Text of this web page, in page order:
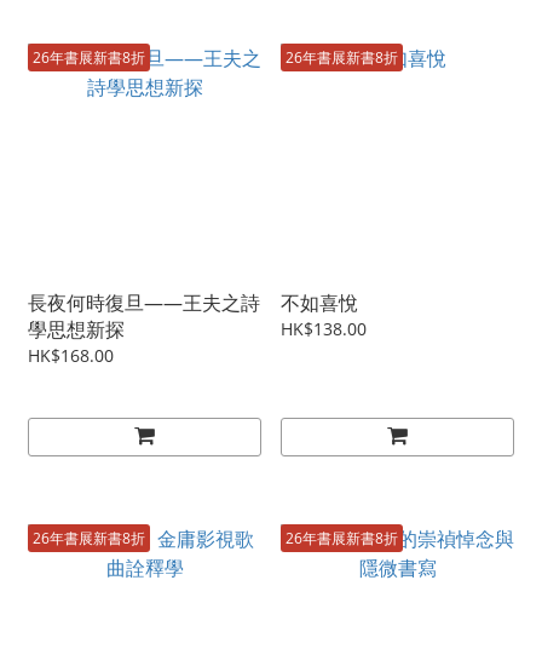
26年書展新書8折
長夜何時復旦——王夫之詩
學思想新探
HK$168.00
26年書展新書8折
不如喜悅
HK$138.00
26年書展新書8折 26年書展新書8折